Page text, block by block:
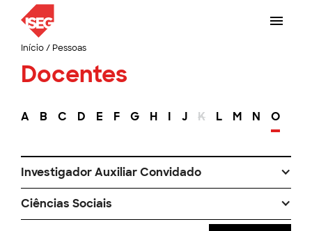
Início/ Pessoas
Docentes
A B C D E F G H I J K L M N O
Investigador Auxiliar Convidado
Ciências Sociais